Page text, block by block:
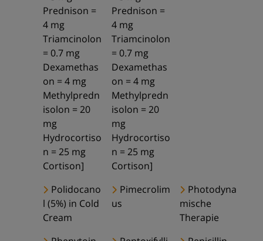
Prednison =
4 mg
Triamcinolon
= 0.7 mg
Dexamethas
on = 4 mg
Methylpredn
isolon = 20
mg
Hydrocortiso
n = 25 mg
Cortison]
Prednison =
4 mg
Triamcinolon
= 0.7 mg
Dexamethas
on = 4 mg
Methylpredn
isolon = 20
mg
Hydrocortiso
n = 25 mg
Cortison]
Polidocano
l (5%) in Cold
Cream
Pimecrolim
us
Photodyna
mische
Therapie